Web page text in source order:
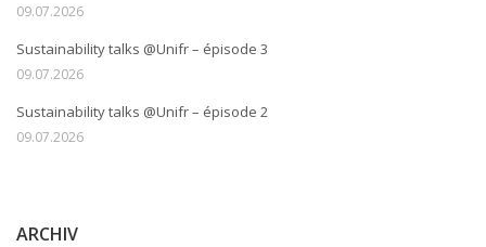
09.07.2026
Sustainability talks @Unifr – épisode 3
09.07.2026
Sustainability talks @Unifr – épisode 2
09.07.2026
ARCHIV